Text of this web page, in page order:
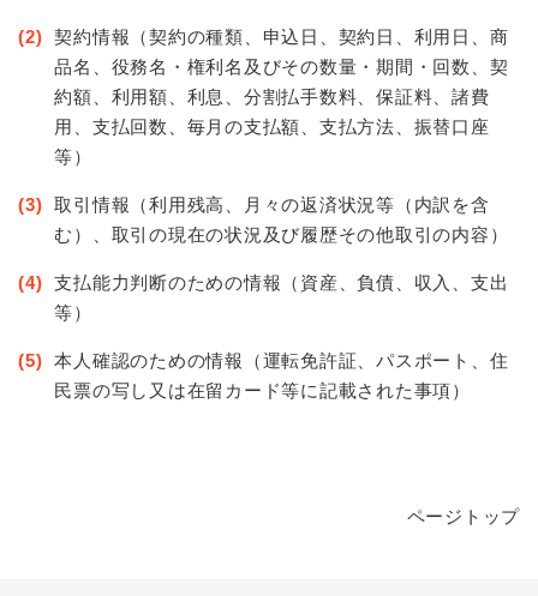
(2)
契約情報（契約の種類、申込日、契約日、利用日、商
品名、役務名・権利名及びその数量・期間・回数、契
約額、利用額、利息、分割払手数料、保証料、諸費
用、支払回数、毎月の支払額、支払方法、振替口座
等）
(3)
取引情報（利用残高、月々の返済状況等（内訳を含
む）、取引の現在の状況及び履歴その他取引の内容）
(4)
支払能力判断のための情報（資産、負債、収入、支出
等）
(5)
本人確認のための情報（運転免許証、パスポート、住
民票の写し又は在留カード等に記載された事項）
ページトップ